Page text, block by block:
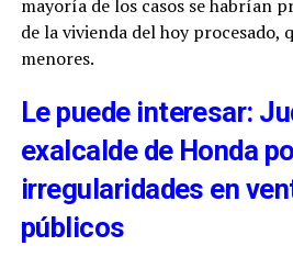
mayoría de los casos se habrían
de la vivienda del hoy procesado,
menores.
Le puede interesar:
exalcalde de Honda
irregularidades en
públicos